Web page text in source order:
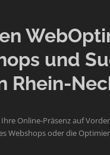
und
Rhein-
Online-Präsenz auf
Webshops oder die